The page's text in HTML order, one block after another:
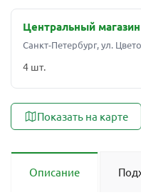
Центральный магазин
Санкт-Петербург, ул.
4 шт.
Показать на карте
Описание